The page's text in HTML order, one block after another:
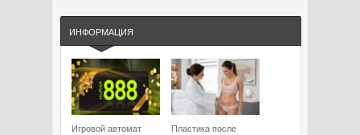
ИНФОРМАЦИЯ
Игровой автомат
Пластика после